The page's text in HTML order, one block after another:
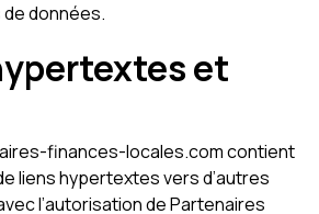
données.
et
finances-locales.com contient
liens hypertextes vers d’autres
l’autorisation de Partenaires